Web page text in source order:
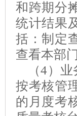
和跨期分
统计结果
括：制定
查看本部
（4 ）
按考核管
的月度考